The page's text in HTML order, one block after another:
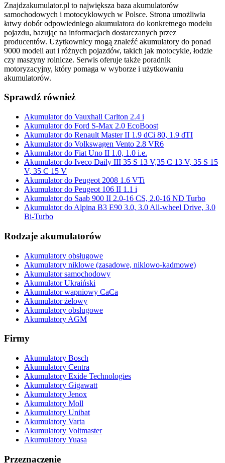
Znajdzakumulator.pl to największa baza akumulatorów
samochodowych i motocyklowych w Polsce. Strona umożliwia
łatwy dobór odpowiedniego akumulatora do konkretnego modelu
pojazdu, bazując na informacjach dostarczanych przez
producentów. Użytkownicy mogą znaleźć akumulatory do ponad
9000 modeli aut i różnych pojazdów, takich jak motocykle, łodzie
czy maszyny rolnicze. Serwis oferuje także poradnik
motoryzacyjny, który pomaga w wyborze i użytkowaniu
akumulatorów.
Sprawdź również
Akumulator do Vauxhall Carlton 2.4 i
Akumulator do Ford S-Max 2.0 EcoBoost
Akumulator do Renault Master II 1.9 dCi 80, 1.9 dTI
Akumulator do Volkswagen Vento 2.8 VR6
Akumulator do Fiat Uno II 1.0, 1.0 i.e.
Akumulator do Iveco Daily III 35 S 13 V,35 C 13 V, 35 S 15
V, 35 C 15 V
Akumulator do Peugeot 2008 1.6 VTi
Akumulator do Peugeot 106 II 1.1 i
Akumulator do Saab 900 II 2.0-16 CS, 2.0-16 ND Turbo
Akumulator do Alpina B3 E90 3.0, 3.0 All-wheel Drive, 3.0
Bi-Turbo
Rodzaje akumulatorów
Akumulatory obsługowe
Akumulatory niklowe (zasadowe, niklowo-kadmowe)
Akumulator samochodowy
Akumulator Ukraiński
Akumulator wapniowy CaCa
Akumulator żelowy
Akumulatory obsługowe
Akumulatory AGM
Firmy
Akumulatory Bosch
Akumulatory Centra
Akumulatory Exide Technologies
Akumulatory Gigawatt
Akumulatory Jenox
Akumulatory Moll
Akumulatory Unibat
Akumulatory Varta
Akumulatory Voltmaster
Akumulatory Yuasa
Przeznaczenie